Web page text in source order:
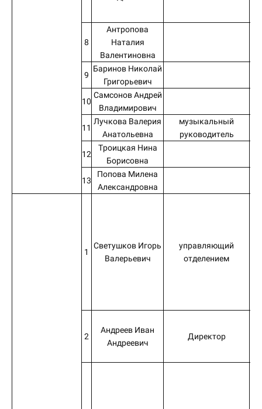
8
Антропова
Наталия
Валентиновна
9
Баринов Николай
Григорьевич
10
Самсонов Андрей
Владимирович
11
Лучкова Валерия
Анатольевна
музыкальный
руководитель
12
Троицкая Нина
Борисовна
13
Попова Милена
Александровна
1
Светушков Игорь
Валерьевич
управляющий
отделением
2
Андреев Иван
Андреевич
Директор